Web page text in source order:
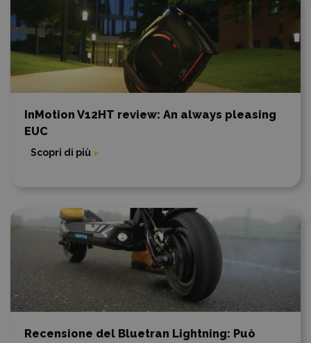
InMotion V12HT review: An always pleasing
EUC
Scopri di più
Recensione del Bluetran Lightning: Può